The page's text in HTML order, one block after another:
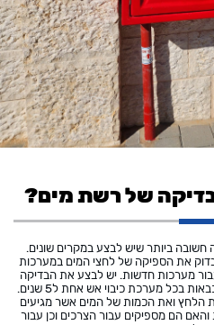
של רשת מים?
חשובה ביותר שיש לבצע במקרים שונים.
את הספיקה של לחצי המים במערכות
מערכות חדשות. יש לבצע את הבדיקה
המדוברת בהתאם לדרישות שירותי הכבאות בכל מערכת כיבוי אש אחת ל5 שנים.
הלחץ ואת הכמות של המים אשר מגיעים
הם מספיקים עבור הצרכים וכן עבור